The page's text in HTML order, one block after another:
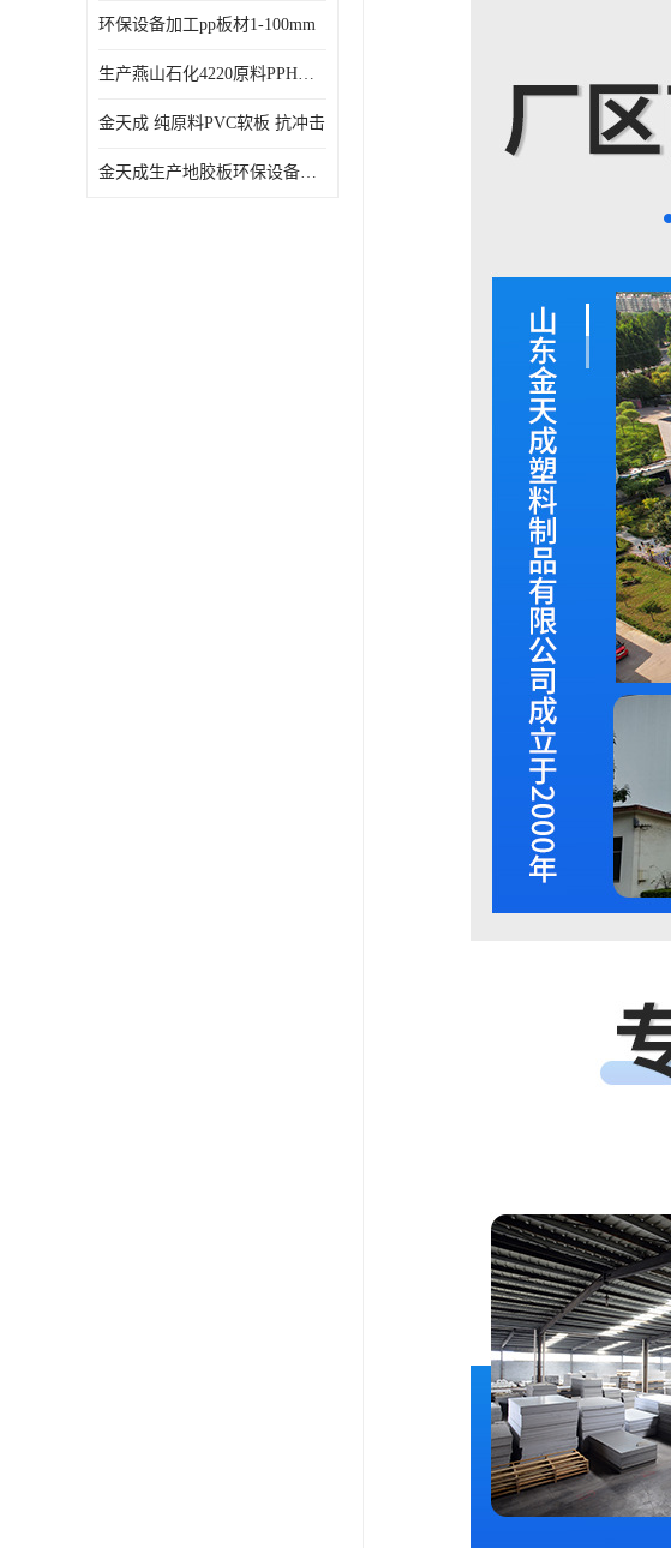
环保设备加工pp板材1-100mm
生产燕山石化4220原料PPH板材
金天成 纯原料PVC软板 抗冲击
金天成生产地胶板环保设备内衬焊接用半圆pvc软焊条